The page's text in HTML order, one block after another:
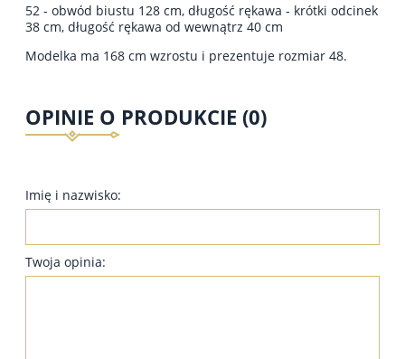
52 - obwód biustu 128 cm, długość rękawa - krótki odcinek
38 cm, długość rękawa od wewnątrz 40 cm
Modelka ma 168 cm wzrostu i prezentuje rozmiar 48.
OPINIE O PRODUKCIE (0)
Imię i nazwisko:
Twoja opinia: